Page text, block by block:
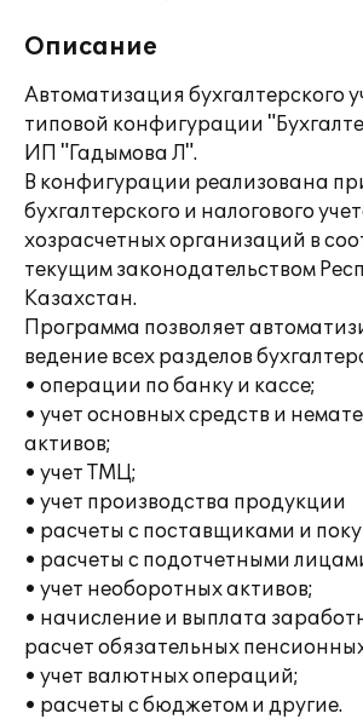
Описание
Автоматизация бухгалтерского
типовой конфигурации
ИП "Гадымова Л".
В конфигурации реализована
бухгалтерского и налогового
хозрасчетных организаций в
текущим законодательством
Казахстан.
Программа позволяет
ведение всех разделов
• операции по банку и кассе;
• учет основных средств и
активов;
• учет ТМЦ;
• учет производства продукции
• расчеты с поставщиками и
• расчеты с подотчетными
• учет необоротных активов;
• начисление и выплата
расчет обязательных
• учет валютных операций;
• расчеты с бюджетом и другие.